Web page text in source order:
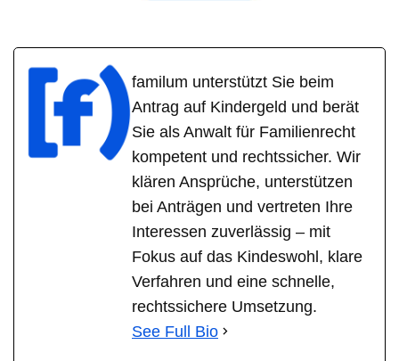
familum unterstützt Sie beim
Antrag auf Kindergeld und berät
Sie als Anwalt für Familienrecht
kompetent und rechtssicher. Wir
klären Ansprüche, unterstützen
bei Anträgen und vertreten Ihre
Interessen zuverlässig – mit
Fokus auf das Kindeswohl, klare
Verfahren und eine schnelle,
rechtssichere Umsetzung.
See Full Bio